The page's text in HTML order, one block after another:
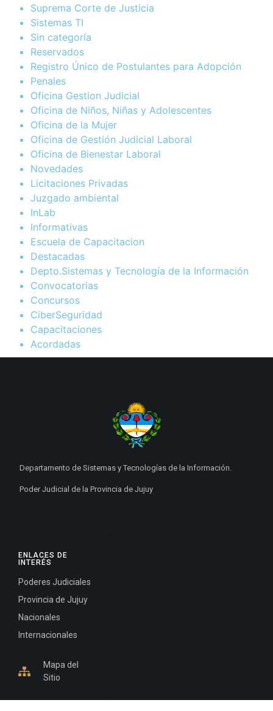
Suprema Corte de Justicia
Sistemas TI
Sin categoría
Reservados
Registro Único de Postulantes para Adopción
Penales
Oficina Gestion Judicial
Oficina de Niños, Niñas y Adolescentes
Oficina de la Mujer
Oficina de Gestión Judicial Laboral
Oficina de Bienestar Laboral
Novedades
Licitaciones Privadas
Juzgado ambiental
InLab
Informativas
Escuela de Capacitacion
Destacadas
Depto.Sistemas y Tecnología de la Información
Convocatorias
Concursos
CiberSeguridad
Capacitaciones
Acordadas
ENLACES DE
INTERÉS
Poderes Judiciales
Provincia de Jujuy
Nacionales
Internacionales
Mapa del
Sitio
Departamento de Sistemas y Tecnologías de la Información.
Poder Judicial de la Provincia de Jujuy